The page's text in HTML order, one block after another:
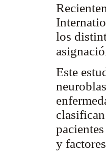
los
Este
y